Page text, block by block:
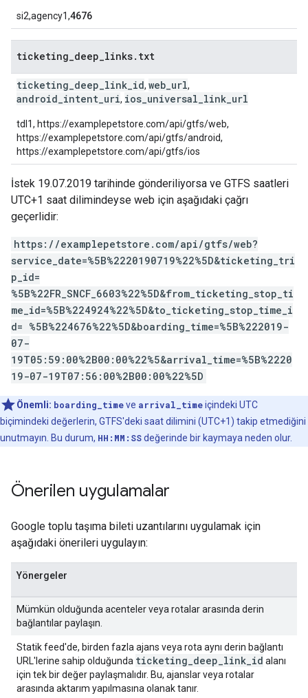
si2,agency1,4676
ticketing deep links. txt
ticketing_deep_link_id, web_url,
android_intent_uri, ios_universal_link_url
tdl1, https://examplepetstore.com/api/gtfs/web,
https://examplepetstore.com/api/gtfs/android,
https://examplepetstore.com/api/gtfs/ios
İstek 19.07.2019 tarihinde gönderiliyorsa ve GTFS saatleri
UTC+1 saat dilimindeyse web için aşağıdaki çağrı
geçerlidir:
https://examplepetstore.com/api/gtfs/web?
service_date=%5B%2220190719%22%5D&ticketing_tri
p_id=
%5B%22FR_SNCF_6603%22%5D&from_ticketing_stop_ti
me_id=%5B%224924%22%5D&to_ticketing_stop_time_i
d= %5B%224676%22%5D&boarding_time=%5B%222019-
07-
19T05:59:00%2B00:00%22%5&arrival_time=%5B%2220
19-07-19T07:56:00%2B00:00%22%5D
Önemli: boarding_timeve arrival_timeiçindeki UTC
biçimindeki değerlerin, GTFS'deki saat dilimini (UTC+1) takip etmediğini
unutmayın. Bu durum, HH:MM:SSdeğerinde bir kaymaya neden olur.
Önerilen uygulamalar
Google toplu taşıma bileti uzantılarını uygulamak için
aşağıdaki önerileri uygulayın:
Yönergeler
Mümkün olduğunda acenteler veya rotalar arasında derin
bağlantılar paylaşın.
Statik feed'de, birden fazla ajans veya rota aynı derin bağlantı
URL'lerine sahip olduğunda ticketing_deep_link_id alanı
için tek bir değer paylaşmalıdır. Bu, ajanslar veya rotalar
arasında aktarım yapılmasına olanak tanır.